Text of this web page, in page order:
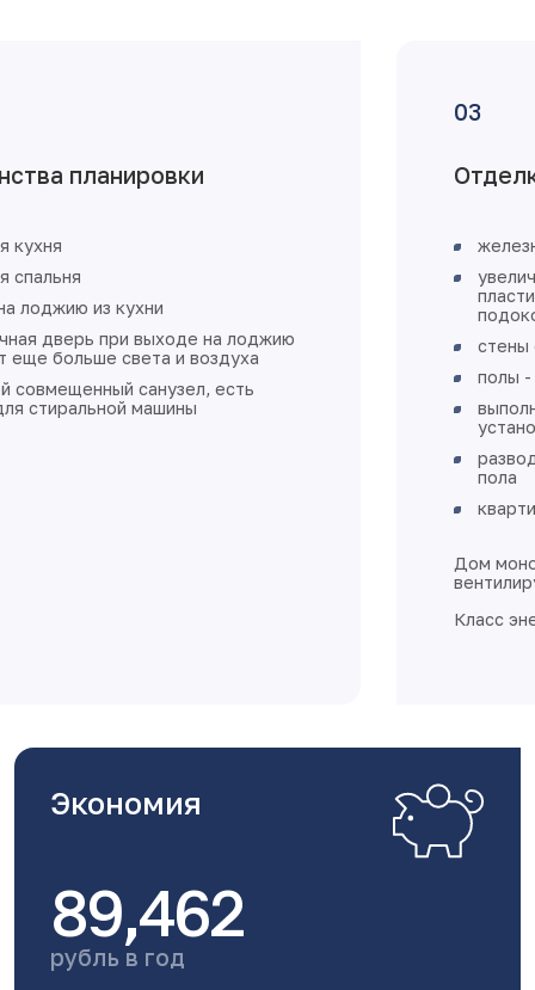
Отделка от застройщика
подоконников
стены оштукатурены
выполнена разводка электричества без
разводка отопления выполнена в стяжке
Экономия
89,462
рубль в год